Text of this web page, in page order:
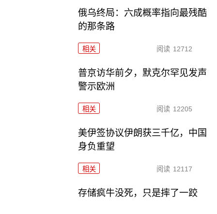
俄乌终局：六成概率指向最残酷
的那条路
相关 阅读 12712
普京访华前夕，默克尔罕见发声
警示欧洲
相关 阅读 12205
美伊签协议伊朗获三千亿，中国
身负重望
相关 阅读 12117
存储疯牛没死，只是摔了一跤